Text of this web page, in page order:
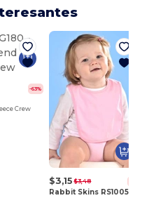
-63%
Crew
$3,15 $3,48
Rabbit Skins RS1005